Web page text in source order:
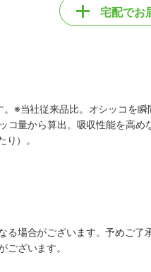
宅配でお
※当社従来品比。オシッコを
量から算出。吸収性能を高
）。
場合がございます。予めご了
ざいます。